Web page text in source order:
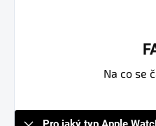
Na co se